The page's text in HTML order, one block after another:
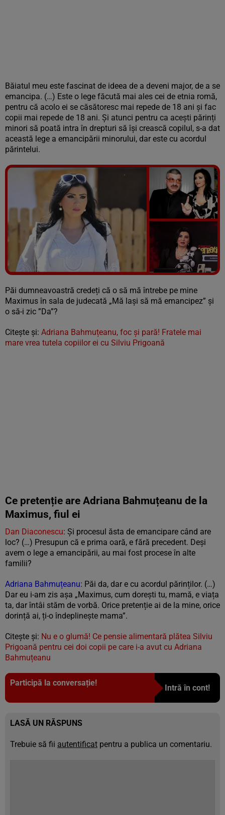
Băiatul meu este fascinat de ideea de a deveni major, de a se
emancipa. (…) Este o lege făcută mai ales cei de etnia romă,
pentru că acolo ei se căsătoresc mai repede de 18 ani și fac
copii mai repede de 18 ani. Și atunci pentru ca acești părinți
minori să poată intra în drepturi să își crească copilul, s-a dat
această lege a emancipării minorului, dar este cu acordul
părintelui.
Vezi galeria foto
5 poze
Păi dumneavoastră credeți că o să mă întrebe pe mine
Maximus în sala de judecată „Mă lași să mă emancipez” și
o să-i zic ”Da”?
Citește și: Adriana Bahmuțeanu, foc și pară! Fratele mai
mare vrea tutela copiilor ei cu Silviu Prigoană
Ce pretenție are Adriana Bahmuțeanu de la
Maximus, fiul ei
Dan Diaconescu: Și procesul ăsta de emancipare când are
loc? (…) Presupun că e prima oară, e fără precedent. Deși
avem o lege a emancipării, au mai fost procese în alte
familii?
Adriana Bahmuțeanu: Păi da, dar e cu acordul părinților. (…)
Dar eu i-am zis așa „Maximus, cum dorești tu, mamă, e viața
ta, dar întâi stăm de vorbă. Orice pretenție ai de la mine, orice
dorință ai, ți-o îndeplinește mama”.
Citește și: Nu e o glumă! Ce pensie alimentară plătea Silviu
Prigoană pentru cei doi copii pe care i-a avut cu Adriana
Bahmuțeanu
Participă la conversație!
Intră în cont!
LASĂ UN RĂSPUNS
Trebuie să fii autentificat pentru a publica un comentariu.